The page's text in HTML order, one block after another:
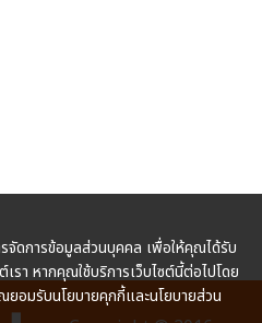
จัดการข้อมูลส่วนบุคคล เพื่อให้คุณได้รับ
รา หากคุณใช้บริการเว็บไซต์นี้ต่อไปโดย
อมรับนโยบายคุกกี้และนโยบายส่วน